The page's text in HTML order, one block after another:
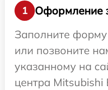
1
Оформление
Заполните
или позвоните
указанному на
центра